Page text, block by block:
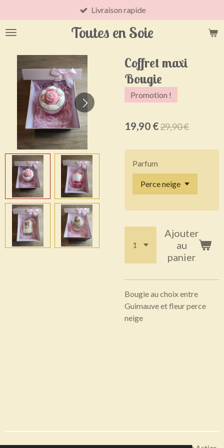
au
contenu
Toutes en Soie
Livraison rapide
Coffret maxi
Bougie
Promotion !
19,90 €29,90 €
Parfum
Ajouter
au
panier
Bougie au choix entre
Guimauve et fleur perce
neige